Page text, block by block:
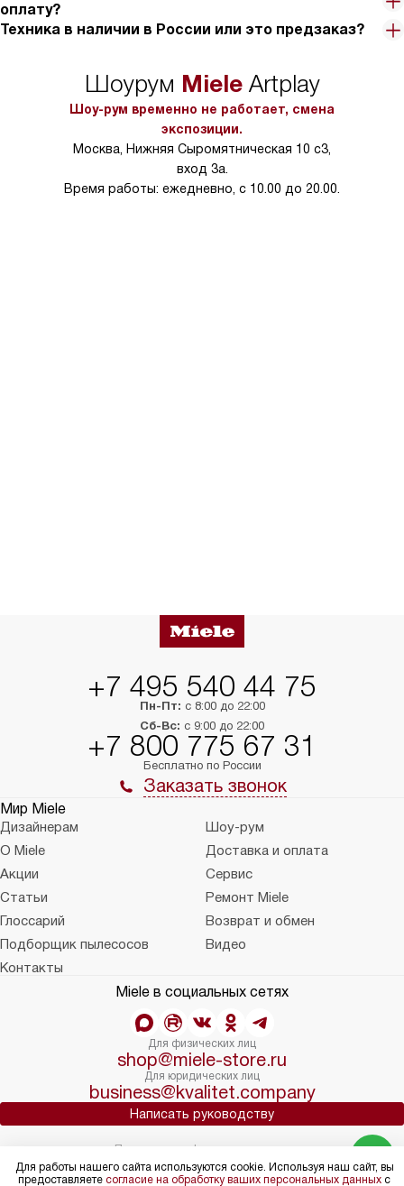
оплату?
Техника в наличии в России или это предзаказ?
Шоурум MieleArtplay
Шоу-рум временно не работает, смена
экспозиции.
Москва, Нижняя Сыромятническая 10 с3,
вход 3а.
Время работы: ежедневно, с 10.00 до 20.00.
+7 495 540 44 75
Пн-Пт: с 8:00 до 22:00
Сб-Вс: с 9:00 до 22:00
+7 800 775 67 31
Бесплатно по России
Заказать звонок
Мир Miele
Дизайнерам
Шоу-рум
О Miele
Доставка и оплата
Акции
Сервис
Статьи
Ремонт Miele
Глоссарий
Возврат и обмен
Подборщик пылесосов
Видео
Контакты
Miele в социальных сетях
Для физических лиц
shop@miele-store.ru
Для юридических лиц
business@kvalitet.company
Написать руководству
Политика конфиденциальности
Условия продажи
Для работы нашего сайта используются cookie. Используя наш сайт, вы
предоставляете согласие на обработку ваших персональных данных с